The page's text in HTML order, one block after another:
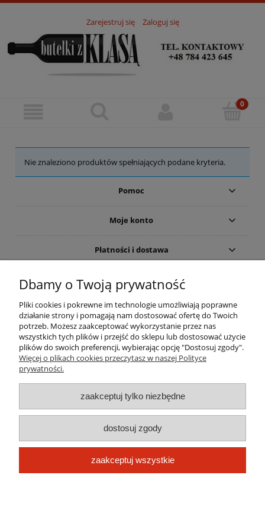
Zarejestruj się Zaloguj się
Nie znaleziono produktów spełniających podane kryteria.
Pomoc
Moje konto
Płatności i dostawa
Informacje
O nas
pokaż pełną wersję strony
Dbamy o Twoją prywatność
Pliki cookies i pokrewne im technologie umożliwiają poprawne
działanie strony i pomagają nam dostosować ofertę do Twoich
potrzeb. Możesz zaakceptować wykorzystanie przez nas
wszystkich tych plików i przejść do sklepu lub dostosować użycie
plików do swoich preferencji, wybierając opcję "Dostosuj zgody".
Więcej o plikach cookies przeczytasz w naszej Polityce
prywatności.
zaakceptuj tylko niezbędne
dostosuj zgody
zaakceptuj wszystkie